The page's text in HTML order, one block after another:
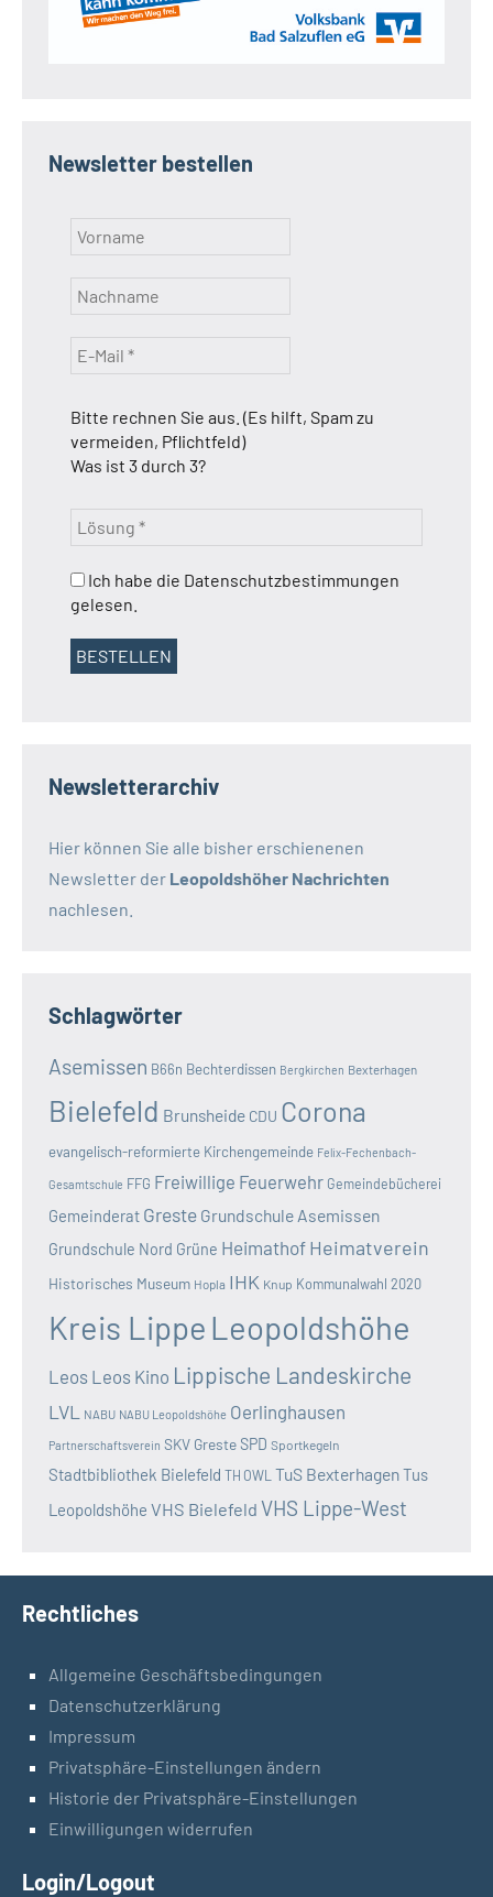
Newsletter bestellen
Bitte rechnen Sie aus. (Es hilft, Spam zu
vermeiden, Pflichtfeld)
Was ist 3 durch 3?
Ich habe die Datenschutzbestimmungen
gelesen.
Newsletterarchiv
Hier können Sie alle bisher erschienenen
Newsletter der Leopoldshöher Nachrichten
nachlesen.
Schlagwörter
Asemissen B66n Bechterdissen Bergkirchen Bexterhagen
Bielefeld Brunsheide CDU Corona
evangelisch-reformierte Kirchengemeinde Felix-Fechenbach-
Gesamtschule FFG Freiwillige Feuerwehr Gemeindebücherei
Gemeinderat Greste Grundschule Asemissen
Grundschule Nord Grüne Heimathof Heimatverein
Historisches Museum Hopla IHK Knup Kommunalwahl 2020
Kreis Lippe Leopoldshöhe
Leos Leos Kino Lippische Landeskirche
LVL NABU NABU Leopoldshöhe Oerlinghausen
Partnerschaftsverein SKV GresteSPD Sportkegeln
Stadtbibliothek Bielefeld TH OWL TuS BexterhagenTus
Leopoldshöhe VHS Bielefeld VHS Lippe-West
Rechtliches
Allgemeine Geschäftsbedingungen
Datenschutzerklärung
Impressum
Privatsphäre-Einstellungen ändern
Historie der Privatsphäre-Einstellungen
Einwilligungen widerrufen
Login/Logout